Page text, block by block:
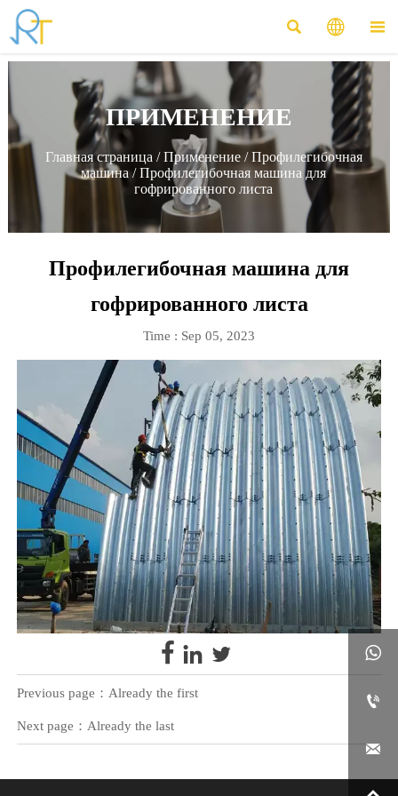
  
ПРИМЕНЕНИЕ
Главная страница /Применение/Профилегибочная
машина/Профилегибочная машина для
гофрированного листа
Профилегибочная машина для
гофрированного листа
Time : Sep 05, 2023
  
Previous page：Already the first
Next page：Already the last


